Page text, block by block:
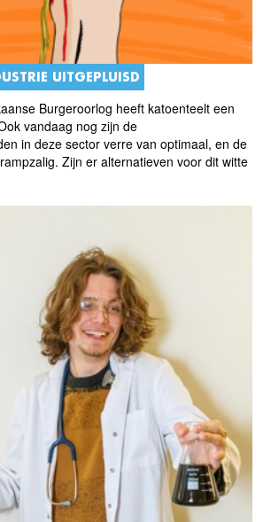
UITGEPLUISD
Burgeroorlog heeft katoenteelt een
vandaag nog zijn de
in deze sector verre van optimaal, en de
Zijn er alternatieven voor dit witte